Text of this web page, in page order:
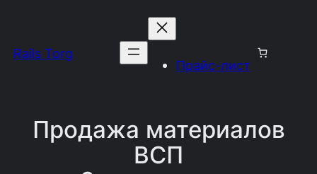
содержимому
Rails Torg
Прайс-лист
Продажа материалов
ВСП